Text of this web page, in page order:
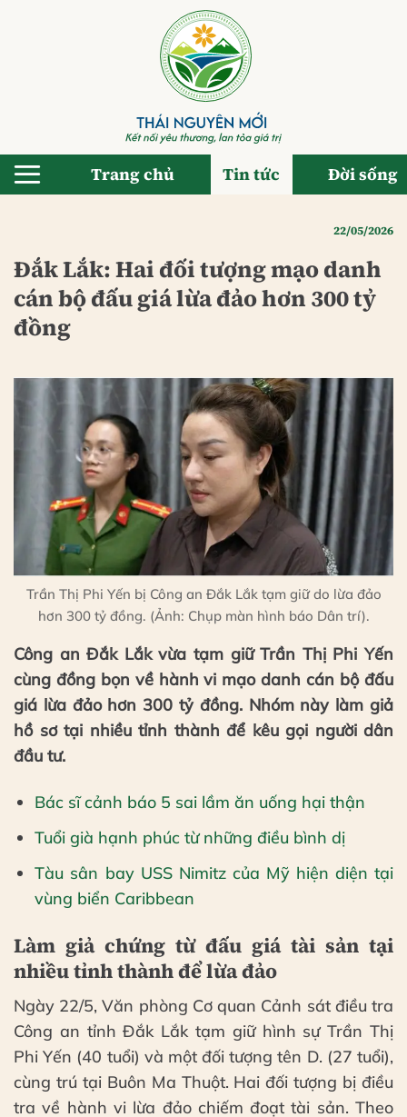
Trang chủ Tin tức Đời sống
22/05/2026
Đắk Lắk: Hai đối tượng mạo danh
cán bộ đấu giá lừa đảo hơn 300 tỷ
đồng
Trần Thị Phi Yến bị Công an Đắk Lắk tạm giữ do lừa đảo
hơn 300 tỷ đồng. (Ảnh: Chụp màn hình báo Dân trí).
Công an Đắk Lắk vừa tạm giữ Trần Thị Phi Yến
cùng đồng bọn về hành vi mạo danh cán bộ đấu
giá lừa đảo hơn 300 tỷ đồng. Nhóm này làm giả
hồ sơ tại nhiều tỉnh thành để kêu gọi người dân
đầu tư.
Bác sĩ cảnh báo 5 sai lầm ăn uống hại thận
Tuổi già hạnh phúc từ những điều bình dị
Tàu sân bay USS Nimitz của Mỹ hiện diện tại
vùng biển Caribbean
Làm giả chứng từ đấu giá tài sản tại
nhiều tỉnh thành để lừa đảo
Ngày 22/5, Văn phòng Cơ quan Cảnh sát điều tra
Công an tỉnh Đắk Lắk tạm giữ hình sự Trần Thị
Phi Yến (40 tuổi) và một đối tượng tên D. (27 tuổi),
cùng trú tại Buôn Ma Thuột. Hai đối tượng bị điều
tra về hành vi lừa đảo chiếm đoạt tài sản. Theo